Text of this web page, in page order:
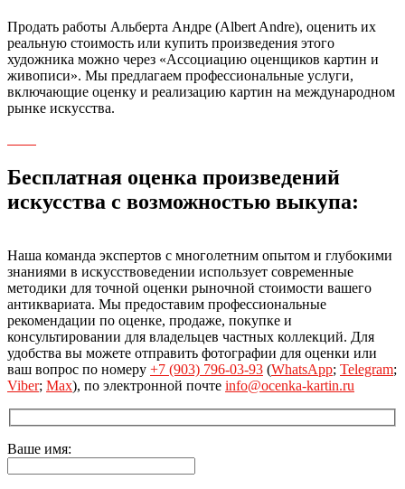
Продать работы Альберта Андре (Albert Andre), оценить их
реальную стоимость или купить произведения этого
художника можно через «Ассоциацию оценщиков картин и
живописи». Мы предлагаем профессиональные услуги,
включающие оценку и реализацию картин на международном
рынке искусства.
Бесплатная оценка произведений
искусства с возможностью выкупа:
Наша команда экспертов с многолетним опытом и глубокими
знаниями в искусствоведении использует современные
методики для точной оценки рыночной стоимости вашего
антиквариата. Мы предоставим профессиональные
рекомендации по оценке, продаже, покупке и
консультировании для владельцев частных коллекций. Для
удобства вы можете отправить фотографии для оценки или
ваш вопрос по номеру +7 (903) 796-03-93 (WhatsApp; Telegram;
Viber; Max), по электронной почте info@ocenka-kartin.ru
Ваше имя: